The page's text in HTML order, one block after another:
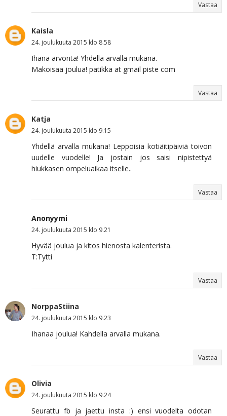
Vastaa
Kaisla
24. joulukuuta 2015 klo 8.58
Ihana arvonta! Yhdellä arvalla mukana.
Makoisaa joulua! patikka at gmail piste com
Vastaa
Katja
24. joulukuuta 2015 klo 9.15
Yhdellä arvalla mukana! Leppoisia kotiäitipäiviä toivon
uudelle vuodelle! Ja jostain jos saisi nipistettyä
hiukkasen ompeluaikaa itselle..
Vastaa
Anonyymi
24. joulukuuta 2015 klo 9.21
Hyvää joulua ja kitos hienosta kalenterista.
T:Tytti
Vastaa
NorppaStiina
24. joulukuuta 2015 klo 9.23
Ihanaa joulua! Kahdella arvalla mukana.
Vastaa
Olivia
24. joulukuuta 2015 klo 9.24
Seurattu fb ja jaettu insta :) ensi vuodelta odotan